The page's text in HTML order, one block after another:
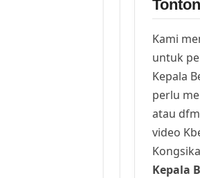
Kami
untuk
Kepala
perlu
atau
video
Kepala